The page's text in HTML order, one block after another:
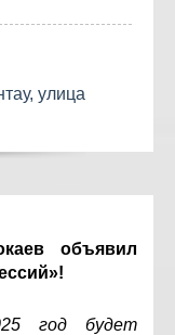
улица
объявил
год будет